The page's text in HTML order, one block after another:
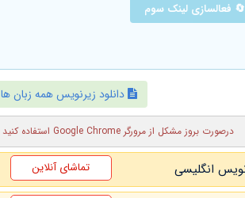
🔄 فعالسازی لینک سوم
دانلود زیرنویس همه زبان ها
درصورت بروز مشکل از مرورگر Google Chrome استفاده کنید
تماشای آنلاین